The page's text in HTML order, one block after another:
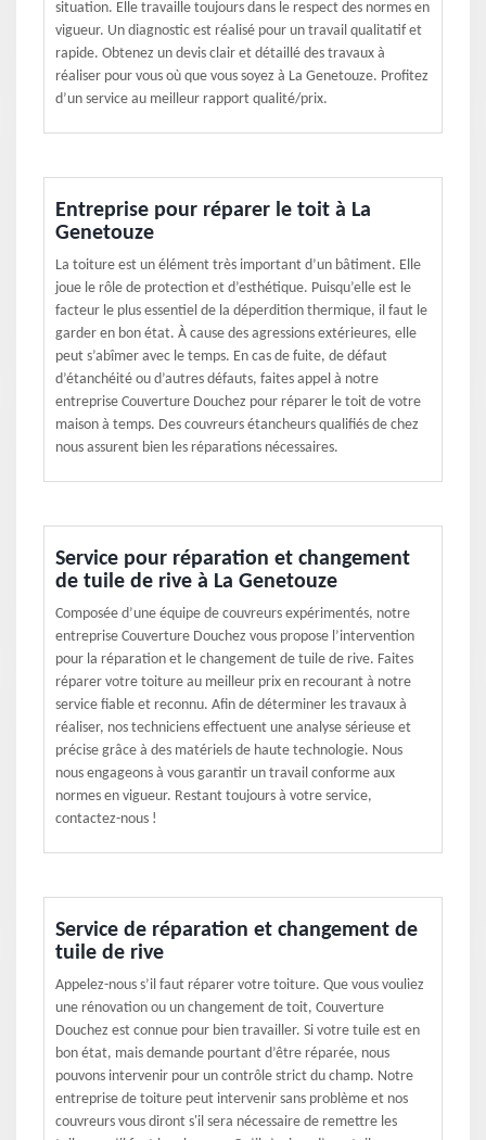
situation. Elle travaille toujours dans le respect des normes en
vigueur. Un diagnostic est réalisé pour un travail qualitatif et
rapide. Obtenez un devis clair et détaillé des travaux à
réaliser pour vous où que vous soyez à La Genetouze. Profitez
d’un service au meilleur rapport qualité/prix.
Entreprise pour réparer le toit à La
Genetouze
La toiture est un élément très important d’un bâtiment. Elle
joue le rôle de protection et d’esthétique. Puisqu’elle est le
facteur le plus essentiel de la déperdition thermique, il faut le
garder en bon état. À cause des agressions extérieures, elle
peut s’abîmer avec le temps. En cas de fuite, de défaut
d’étanchéité ou d’autres défauts, faites appel à notre
entreprise Couverture Douchez pour réparer le toit de votre
maison à temps. Des couvreurs étancheurs qualifiés de chez
nous assurent bien les réparations nécessaires.
Service pour réparation et changement
de tuile de rive à La Genetouze
Composée d’une équipe de couvreurs expérimentés, notre
entreprise Couverture Douchez vous propose l’intervention
pour la réparation et le changement de tuile de rive. Faites
réparer votre toiture au meilleur prix en recourant à notre
service fiable et reconnu. Afin de déterminer les travaux à
réaliser, nos techniciens effectuent une analyse sérieuse et
précise grâce à des matériels de haute technologie. Nous
nous engageons à vous garantir un travail conforme aux
normes en vigueur. Restant toujours à votre service,
contactez-nous !
Service de réparation et changement de
tuile de rive
Appelez-nous s’il faut réparer votre toiture. Que vous vouliez
une rénovation ou un changement de toit, Couverture
Douchez est connue pour bien travailler. Si votre tuile est en
bon état, mais demande pourtant d’être réparée, nous
pouvons intervenir pour un contrôle strict du champ. Notre
entreprise de toiture peut intervenir sans problème et nos
couvreurs vous diront s'il sera nécessaire de remettre les